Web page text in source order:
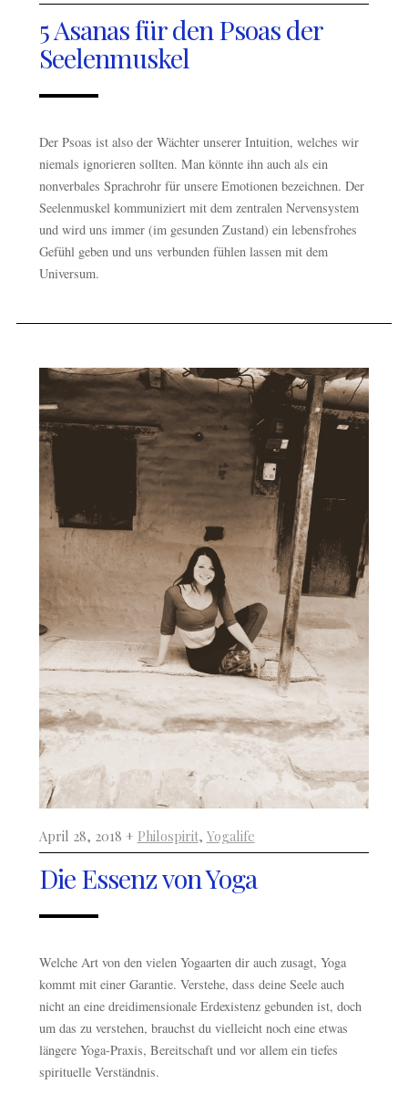
5 Asanas für den Psoas der
Seelenmuskel
Der Psoas ist also der Wächter unserer Intuition, welches wir
niemals ignorieren sollten. Man könnte ihn auch als ein
nonverbales Sprachrohr für unsere Emotionen bezeichnen. Der
Seelenmuskel kommuniziert mit dem zentralen Nervensystem
und wird uns immer (im gesunden Zustand) ein lebensfrohes
Gefühl geben und uns verbunden fühlen lassen mit dem
Universum.
April 28, 2018 + Philospirit, Yogalife
Die Essenz von Yoga
Welche Art von den vielen Yogaarten dir auch zusagt, Yoga
kommt mit einer Garantie. Verstehe, dass deine Seele auch
nicht an eine dreidimensionale Erdexistenz gebunden ist, doch
um das zu verstehen, brauchst du vielleicht noch eine etwas
längere Yoga-Praxis, Bereitschaft und vor allem ein tiefes
spirituelle Verständnis.